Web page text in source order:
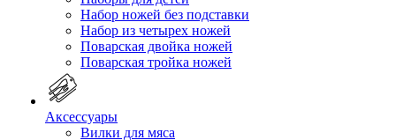
Набор ножей без подставки
Набор из четырех ножей
Поварская двойка ножей
Поварская тройка ножей
Аксессуары
Вилки для мяса